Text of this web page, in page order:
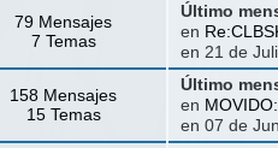
79 Mensajes
7 Temas
Último
en
en 21 de
158 Mensajes
15 Temas
Último
en
en 07 de